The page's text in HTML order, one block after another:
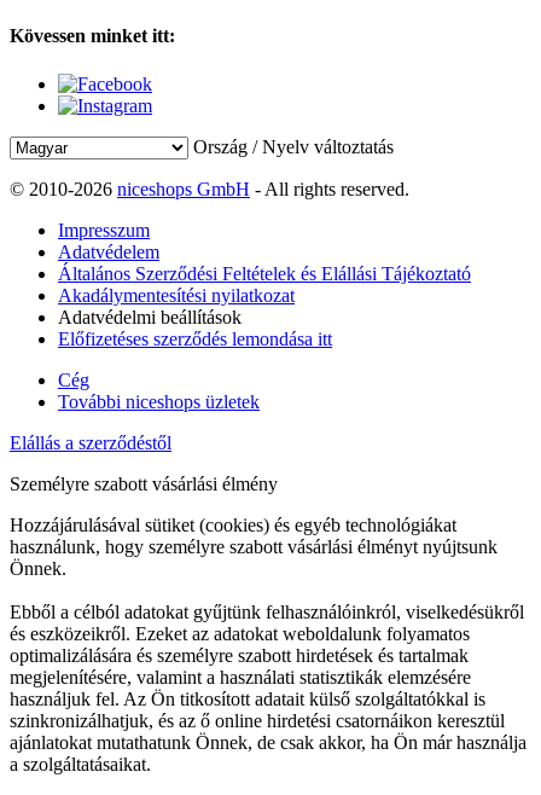
Kövessen minket itt:
Ország / Nyelv változtatás
© 2010-2026 niceshops GmbH - All rights reserved.
Impresszum
Adatvédelem
Általános Szerződési Feltételek és Elállási Tájékoztató
Akadálymentesítési nyilatkozat
Adatvédelmi beállítások
Előfizetéses szerződés lemondása itt
Cég
További niceshops üzletek
Elállás a szerződéstől
Személyre szabott vásárlási élmény
Hozzájárulásával sütiket (cookies) és egyéb technológiákat
használunk, hogy személyre szabott vásárlási élményt nyújtsunk
Önnek.
Ebből a célból adatokat gyűjtünk felhasználóinkról, viselkedésükről
és eszközeikről. Ezeket az adatokat weboldalunk folyamatos
optimalizálására és személyre szabott hirdetések és tartalmak
megjelenítésére, valamint a használati statisztikák elemzésére
használjuk fel. Az Ön titkosított adatait külső szolgáltatókkal is
szinkronizálhatjuk, és az ő online hirdetési csatornáikon keresztül
ajánlatokat mutathatunk Önnek, de csak akkor, ha Ön már használja
a szolgáltatásaikat.